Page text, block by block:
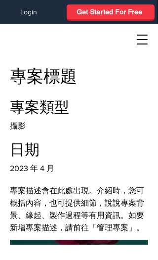
Login Get Started For Free
專案標題
專案類型
攝影
日期
2023 年 4 月
專案描述會在此處出現。介紹時，您可
概括內容，也可提供細節，說說專案背
景、緣起、製作過程等有用資訊。如要
新增專案描述，請前往「管理專案」。